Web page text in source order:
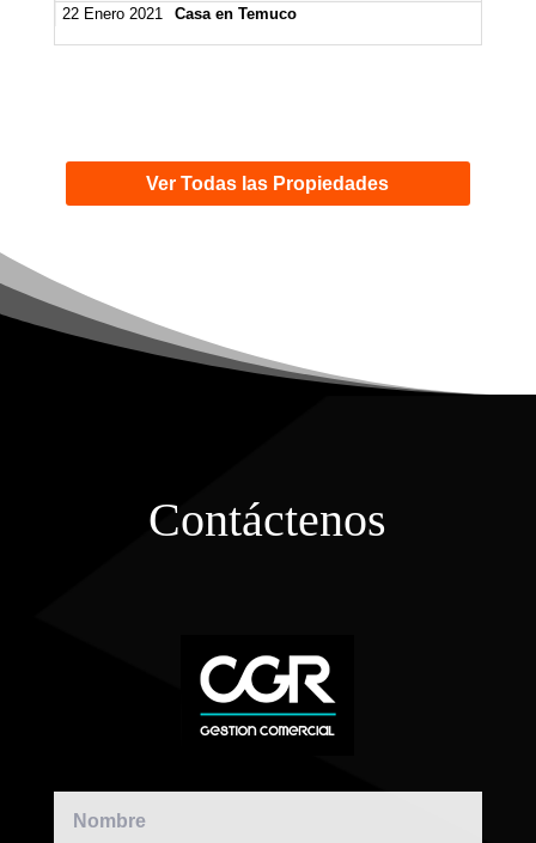
22 Enero 2021
Casa en Temuco
Ver Todas las Propiedades
Contáctenos